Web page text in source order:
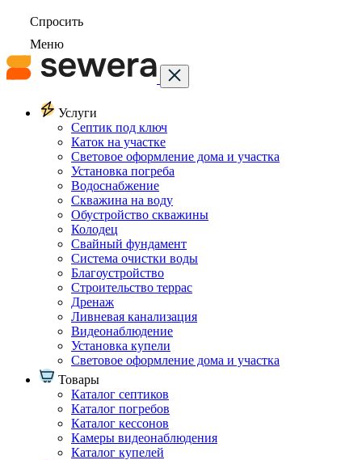
Спросить
Меню
Услуги
Септик под ключ
Каток на участке
Световое оформление дома и участка
Установка погреба
Водоснабжение
Скважина на воду
Обустройство скважины
Колодец
Свайный фундамент
Система очистки воды
Благоустройство
Строительство террас
Дренаж
Ливневая канализация
Видеонаблюдение
Установка купели
Световое оформление дома и участка
Товары
Каталог септиков
Каталог погребов
Каталог кессонов
Камеры видеонаблюдения
Каталог купелей